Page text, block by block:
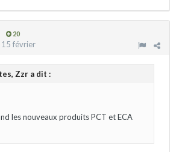
20
15 février
Zzr a dit :
les nouveaux produits PCT et ECA